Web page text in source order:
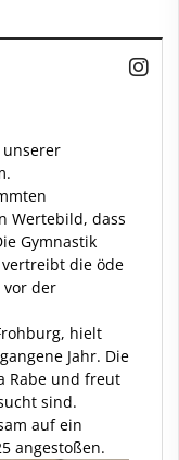
Wertebild, dass
Gymnastik
die öde
vor der
hielt
Jahr. Die
Rabe und freut
sind.
auf ein
angestoßen.